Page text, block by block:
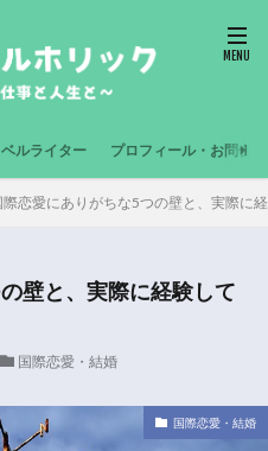
ベルライター プロフィール・お問合せ
際恋愛にありがちな5つの壁と、実際に
壁と、実際に経験して
国際恋愛・結婚
国際恋愛・結婚